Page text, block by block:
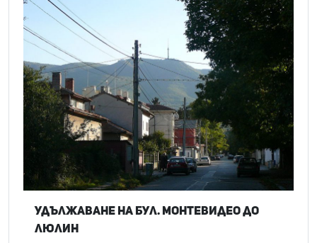
Удължаване на бул. Монтевидео до
Люлин